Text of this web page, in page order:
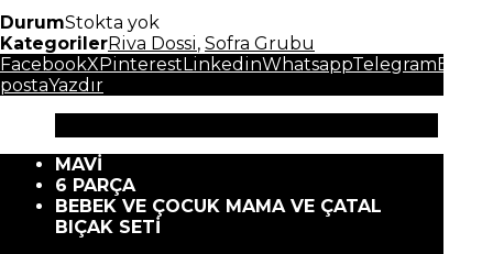
DurumStokta yok
KategorilerRiva Dossi, Sofra Grubu
FacebookX Pinterest LinkedinWhatsappTelegram E-
postaYazdır
MAVİ
6 PARÇA
BEBEK VE ÇOCUK MAMA VE ÇATAL
BIÇAK SETİ